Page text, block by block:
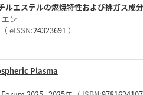
エステルの燃焼特性および排ガス成
ン
（ eISSN:24323691）
Plasma